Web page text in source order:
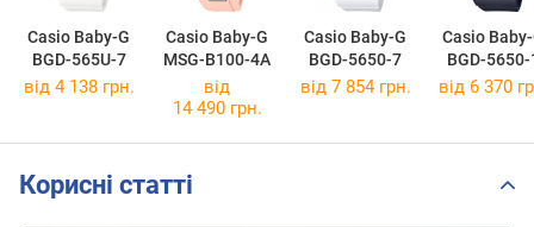
Casio Baby-G
BGD-565U-7
Casio Baby-G
MSG-B100-4A
Casio Baby-G
BGD-5650-7
Casio
BGD-5650-
від 4 138 грн.
від
14 490 грн.
від 7 854 грн. від 6 370
Корисні статті